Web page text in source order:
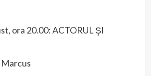
ora 20.00: ACTORUL ŞI